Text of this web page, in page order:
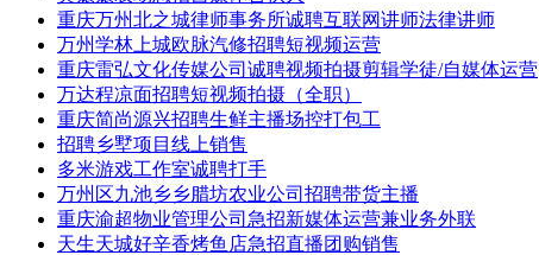
重庆万州北之城律师事务所诚聘互联网讲师法律讲师
万州学林上城欧脉汽修招聘短视频运营
重庆雷弘文化传媒公司诚聘视频拍摄剪辑学徒/自媒体运营
万达程凉面招聘短视频拍摄（全职）
重庆简尚源兴招聘生鲜主播场控打包工
招聘乡墅项目线上销售
多米游戏工作室诚聘打手
万州区九池乡乡腊坊农业公司招聘带货主播
重庆渝超物业管理公司急招新媒体运营兼业务外联
天生天城好辛香烤鱼店急招直播团购销售